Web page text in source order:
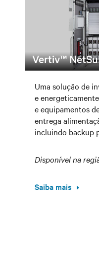
Vertiv™
Uma solução de
e
e equipamentos
entrega
incluindo backup
Disponível na
Saiba mais